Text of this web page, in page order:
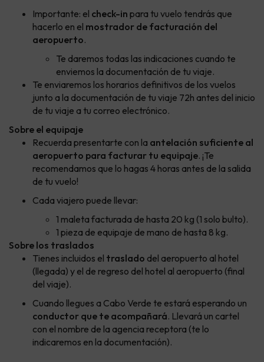
Importante: el check-in para tu vuelo tendrás que
hacerlo en el mostrador de facturación del
aeropuerto.
Te daremos todas las indicaciones cuando te
enviemos la documentación de tu viaje.
Te enviaremos los horarios definitivos de los vuelos
junto a la documentación de tu viaje 72h antes del inicio
de tu viaje a tu correo electrónico.
Sobre el equipaje
Recuerda presentarte con la antelación suficiente al
aeropuerto para facturar tu equipaje. ¡Te
recomendamos que lo hagas 4 horas antes de la salida
de tu vuelo!
Cada viajero puede llevar:
1 maleta facturada de hasta 20 kg (1 solo bulto).
1 pieza de equipaje de mano de hasta 8 kg.
Sobre los traslados
Tienes incluidos el traslado del aeropuerto al hotel
(llegada) y el de regreso del hotel al aeropuerto (final
del viaje).
Cuando llegues a Cabo Verde te estará esperando un
conductor que te acompañará. Llevará un cartel
con el nombre de la agencia receptora (te lo
indicaremos en la documentación).